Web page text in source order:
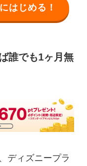
はじめる！
誰でも1ヶ月無
ディズニープラ